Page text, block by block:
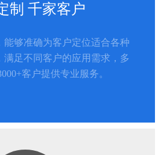
制 千家客户
能够准确为客户定位适合各种
满足不同客户的应用需求，多
客户提供专业服务。